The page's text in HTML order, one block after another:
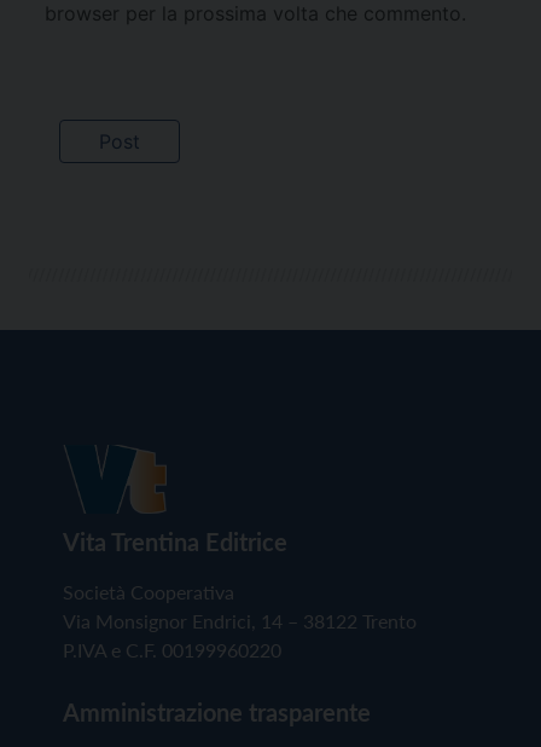
browser per la prossima volta che commento.
Vita Trentina Editrice
Società Cooperativa
Via Monsignor Endrici, 14 – 38122 Trento
P.IVA e C.F. 00199960220
Amministrazione trasparente